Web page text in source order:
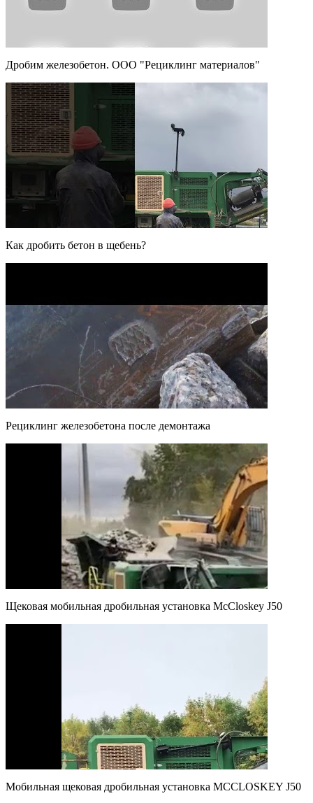
Дробим железобетон. ООО "Рециклинг материалов"
Как дробить бетон в щебень?
Рециклинг железобетона после демонтажа
Щековая мобильная дробильная установка McCloskey J50
Мобильная щековая дробильная установка MCCLOSKEY J50